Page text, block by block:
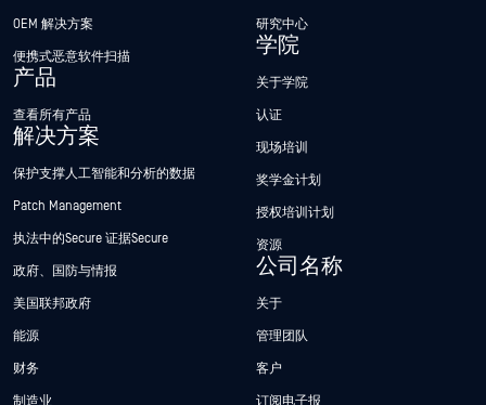
OEM 解决方案
便携式恶意软件扫描
产品
查看所有产品
解决方案
保护支撑人工智能和分析的数据
Patch Management
执法中的Secure 证据Secure
政府、国防与情报
美国联邦政府
能源
财务
制造业
研究中心
学院
关于学院
认证
现场培训
奖学金计划
授权培训计划
资源
公司名称
关于
管理团队
客户
订阅电子报